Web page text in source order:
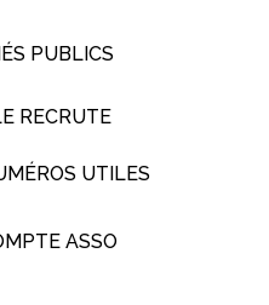
PUBLICS
RECRUTE
UTILES
ASSO